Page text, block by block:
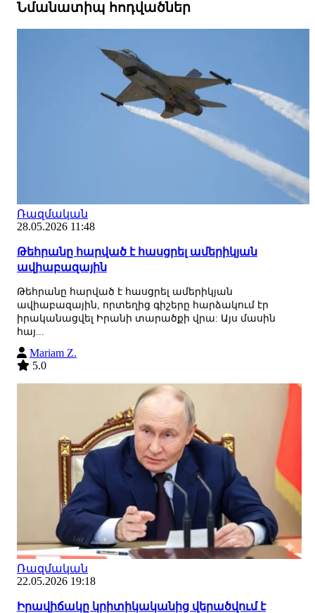
Նմանատիպ հոդվածներ
Ռազմական
28.05.2026 11:48
Թեհրանը հարված է հասցրել ամերիկյան
ավիաբազային
Թեհրանը հարված է հասցրել ամերիկյան
ավիաբազային, որտեղից գիշերը հարձակում էր
իրականացվել Իրանի տարածքի վրա: Այս մասին
հայ...
Mariam Z.
5.0
Ռազմական
22.05.2026 19:18
Իրավիճակը կրիտիկականից վերածվում է